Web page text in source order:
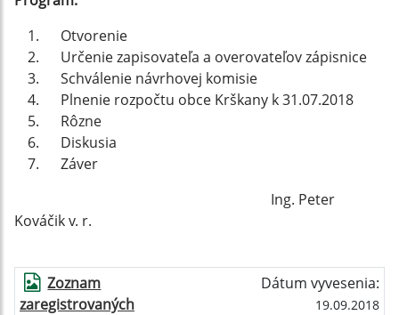
Otvorenie
Určenie zapisovateľa a overovateľov zápisnice
Schválenie návrhovej komisie
Plnenie rozpočtu obce Krškany k 31.07.2018
Rôzne
Diskusia
Záver
Ing. Peter
Kováčik v. r.
Zoznam
zaregistrovaných
Dátum vyvesenia:
19.09.2018